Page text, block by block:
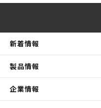
新着情報
製品情報
企業情報